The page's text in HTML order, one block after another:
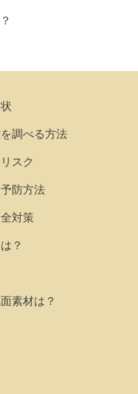
調べる方法
スク
防方法
対策
？
素材は？